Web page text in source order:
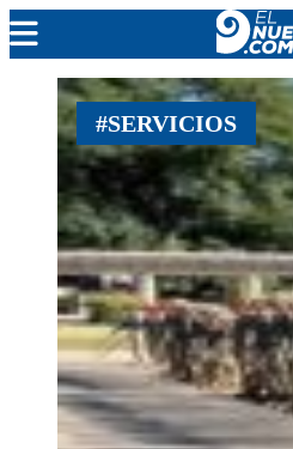
MENDOZA
CADA DÍA
ARGENTINA
NOTICIERO 9
PROTAGONISTAS
EL NUEVE STREAMS
PROGRAMACIÓN
EN VIVO
#SERVICIOS